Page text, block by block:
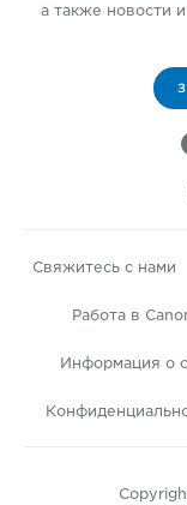
а также новости
Свяжитесь с нами
Работа в
Информация о